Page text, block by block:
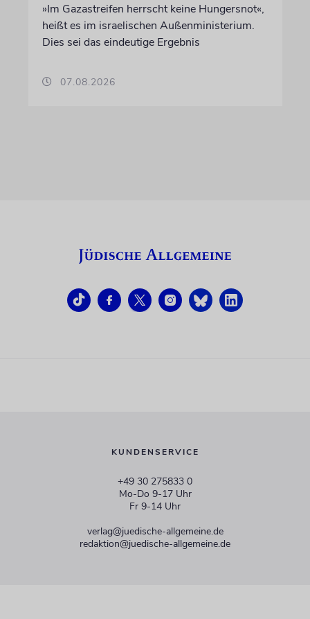
»Im Gazastreifen herrscht keine Hungersnot«,
heißt es im israelischen Außenministerium.
Dies sei das eindeutige Ergebnis
07.08.2026
KUNDENSERVICE
+49 30 275833 0
Mo-Do 9-17 Uhr
Fr 9-14 Uhr
verlag@juedische-allgemeine.de
redaktion@juedische-allgemeine.de